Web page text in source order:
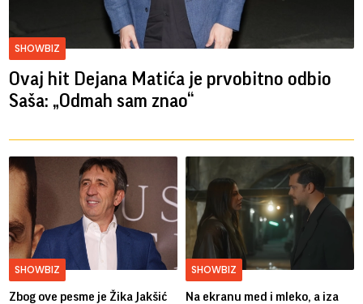
SHOWBIZ
Ovaj hit Dejana Matića je prvobitno odbio
Saša: „Odmah sam znao“
SHOWBIZ
Zbog ove pesme je Žika Jakšić
SHOWBIZ
Na ekranu med i mleko, a iza